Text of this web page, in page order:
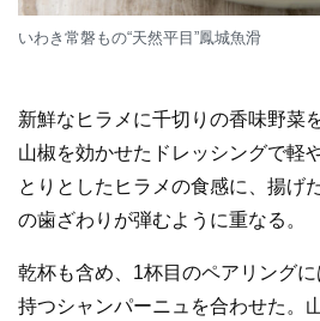
いわき常磐もの“天然平目”鳳城魚滑
新鮮なヒラメに千切りの香味野菜
山椒を効かせたドレッシングで軽
とりとしたヒラメの食感に、揚げ
の歯ざわりが弾むように重なる。
乾杯も含め、1杯目のペアリング
持つシャンパーニュを合わせた。